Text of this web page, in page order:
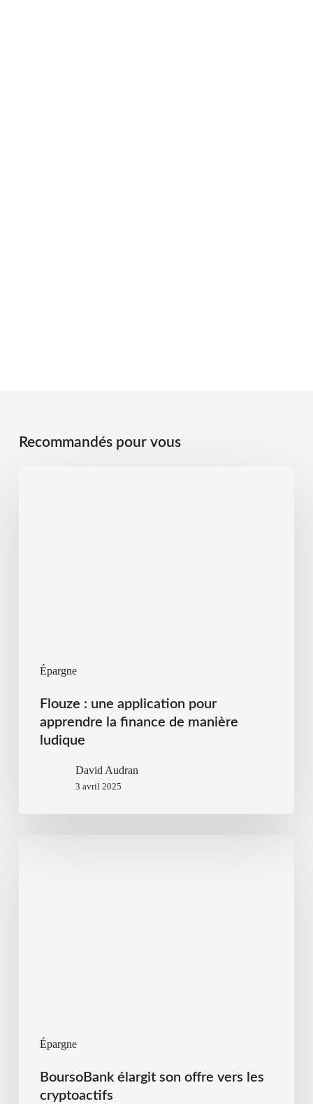
Recommandés pour vous
Épargne
Flouze : une application pour
apprendre la finance de manière
ludique
David Audran
3 avril 2025
Épargne
BoursoBank élargit son offre vers les
cryptoactifs